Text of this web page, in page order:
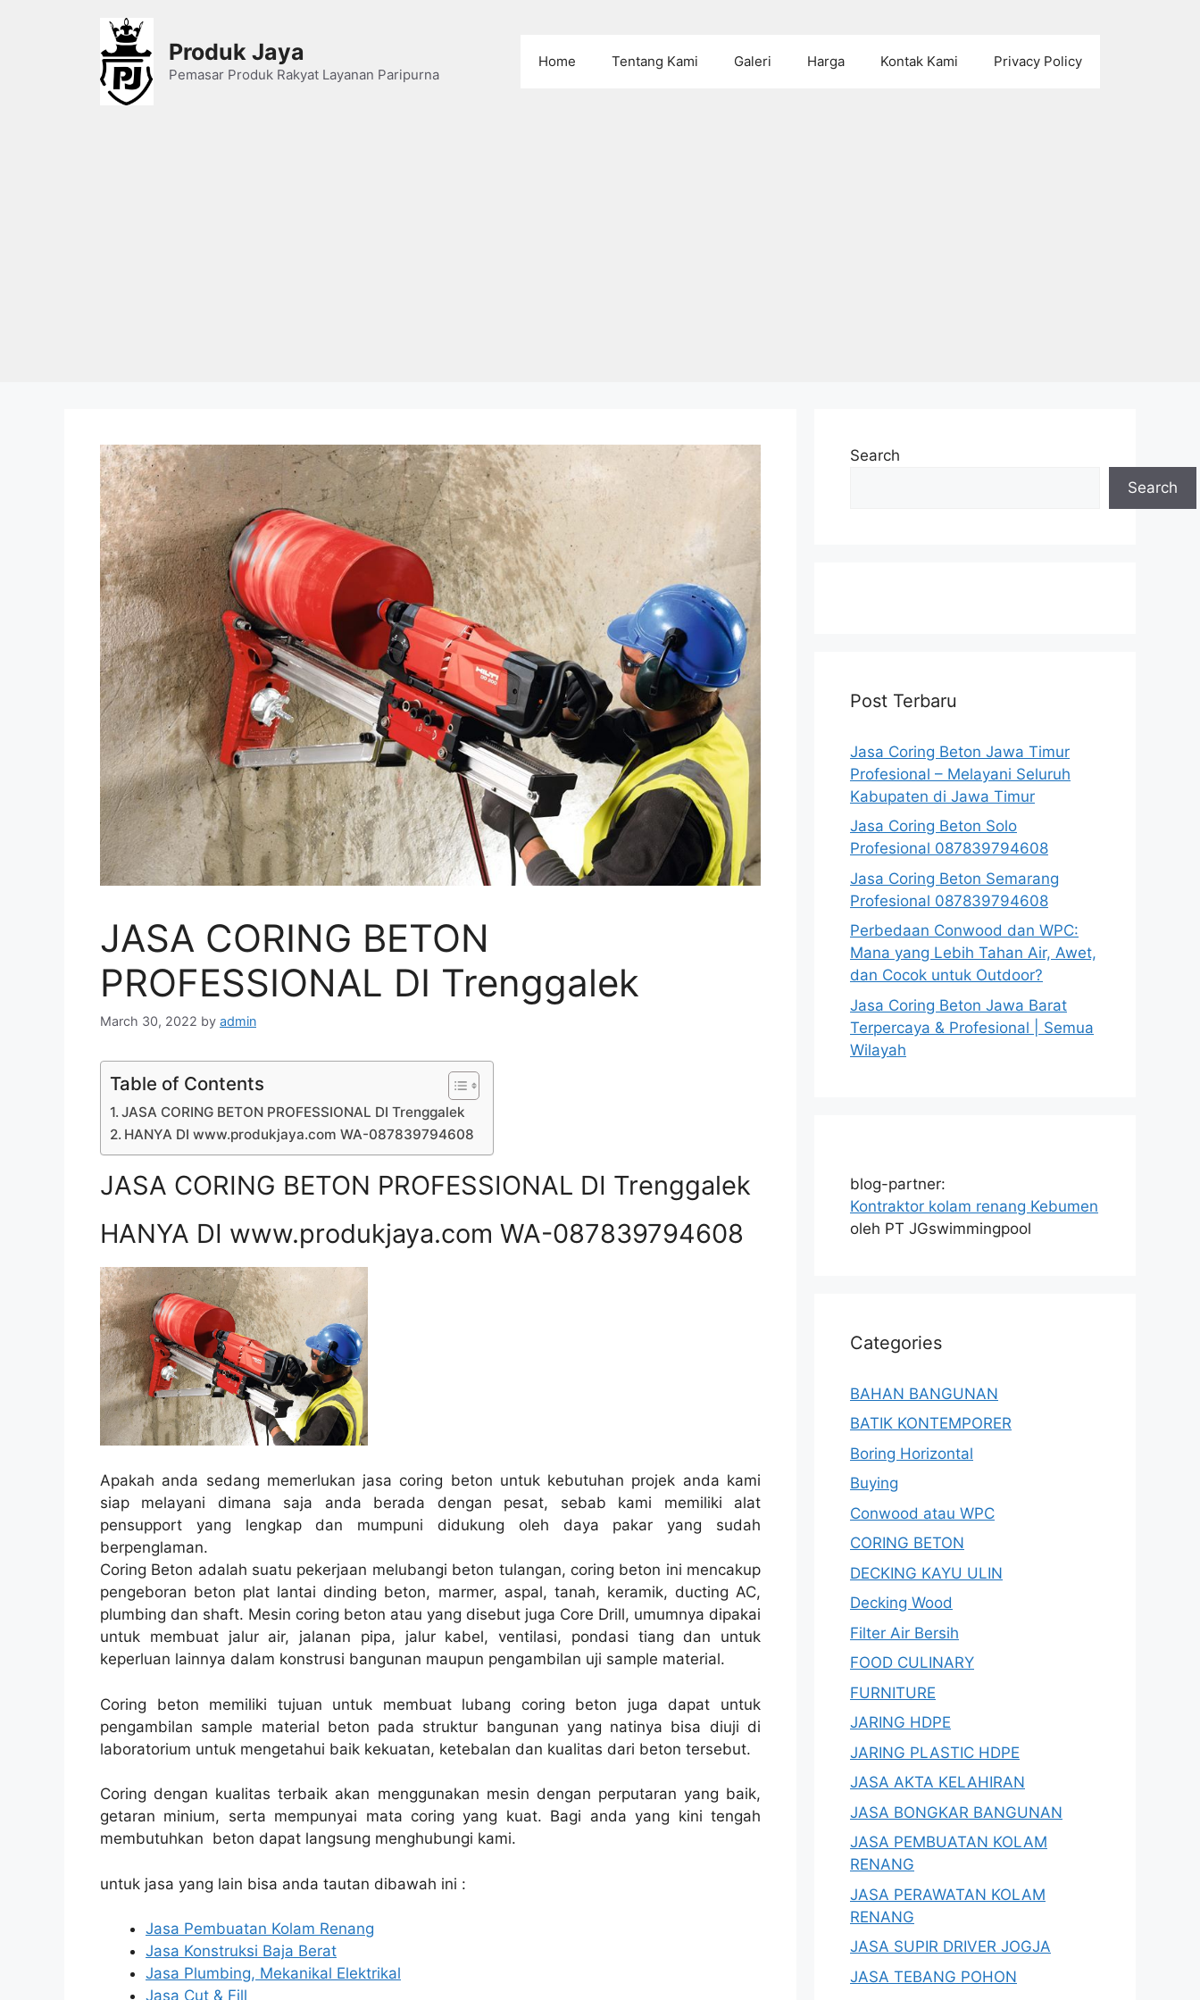
Produk Jaya
Pemasar Produk Rakyat Layanan Paripurna
Home Tentang Kami Galeri Harga Kontak Kami Privacy Policy
JASA CORING BETON
PROFESSIONAL DI Trenggalek
March 30, 2022 by admin
Table of Contents
JASA CORING BETON PROFESSIONAL DI Trenggalek
HANYA DI www.produkjaya.com WA-087839794608
JASA CORING BETON PROFESSIONAL DI Trenggalek
HANYA DI www.produkjaya.com WA-087839794608
Apakah anda sedang memerlukan jasa coring beton untuk kebutuhan projek anda kami
siap melayani dimana saja anda berada dengan pesat, sebab kami memiliki alat
pensupport yang lengkap dan mumpuni didukung oleh daya pakar yang sudah
berpenglaman.
Coring Beton adalah suatu pekerjaan melubangi beton tulangan, coring beton ini mencakup
pengeboran beton plat lantai dinding beton, marmer, aspal, tanah, keramik, ducting AC,
plumbing dan shaft. Mesin coring beton atau yang disebut juga Core Drill, umumnya dipakai
untuk membuat jalur air, jalanan pipa, jalur kabel, ventilasi, pondasi tiang dan untuk
keperluan lainnya dalam konstrusi bangunan maupun pengambilan uji sample material.
Coring beton memiliki tujuan untuk membuat lubang coring beton juga dapat untuk
pengambilan sample material beton pada struktur bangunan yang natinya bisa diuji di
laboratorium untuk mengetahui baik kekuatan, ketebalan dan kualitas dari beton tersebut.
Coring dengan kualitas terbaik akan menggunakan mesin dengan perputaran yang baik,
getaran minium, serta mempunyai mata coring yang kuat. Bagi anda yang kini tengah
membutuhkan beton dapat langsung menghubungi kami.
untuk jasa yang lain bisa anda tautan dibawah ini :
Jasa Pembuatan Kolam Renang
Jasa Konstruksi Baja Berat
Jasa Plumbing, Mekanikal Elektrikal
Jasa Cut & Fill
Search
Search
Post Terbaru
Jasa Coring Beton Jawa Timur
Profesional – Melayani Seluruh
Kabupaten di Jawa Timur
Jasa Coring Beton Solo
Profesional 087839794608
Jasa Coring Beton Semarang
Profesional 087839794608
Perbedaan Conwood dan WPC:
Mana yang Lebih Tahan Air, Awet,
dan Cocok untuk Outdoor?
Jasa Coring Beton Jawa Barat
Terpercaya & Profesional | Semua
Wilayah
blog-partner:
Kontraktor kolam renang Kebumen
oleh PT JGswimmingpool
Categories
BAHAN BANGUNAN
BATIK KONTEMPORER
Boring Horizontal
Buying
Conwood atau WPC
CORING BETON
DECKING KAYU ULIN
Decking Wood
Filter Air Bersih
FOOD CULINARY
FURNITURE
JARING HDPE
JARING PLASTIC HDPE
JASA AKTA KELAHIRAN
JASA BONGKAR BANGUNAN
JASA PEMBUATAN KOLAM
RENANG
JASA PERAWATAN KOLAM
RENANG
JASA SUPIR DRIVER JOGJA
JASA TEBANG POHON